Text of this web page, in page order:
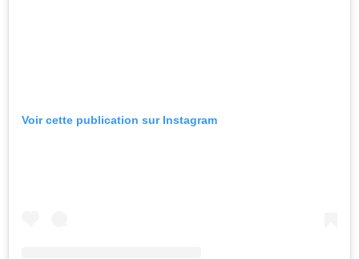
Voir cette publication sur Instagram